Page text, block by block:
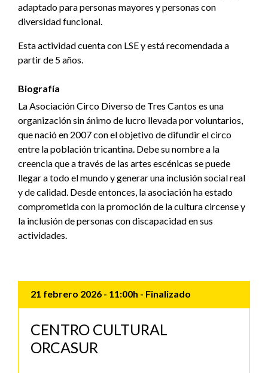
adaptado para personas mayores y personas con
diversidad funcional.
Esta actividad cuenta con LSE y está recomendada a
partir de 5 años.
Biografía
La Asociación Circo Diverso de Tres Cantos es una
organización sin ánimo de lucro llevada por voluntarios,
que nació en 2007 con el objetivo de difundir el circo
entre la población tricantina. Debe su nombre a la
creencia que a través de las artes escénicas se puede
llegar a todo el mundo y generar una inclusión social real
y de calidad. Desde entonces, la asociación ha estado
comprometida con la promoción de la cultura circense y
la inclusión de personas con discapacidad en sus
actividades.
21 febrero 2026 - 11:00h - Finalizado
CENTRO CULTURAL
ORCASUR